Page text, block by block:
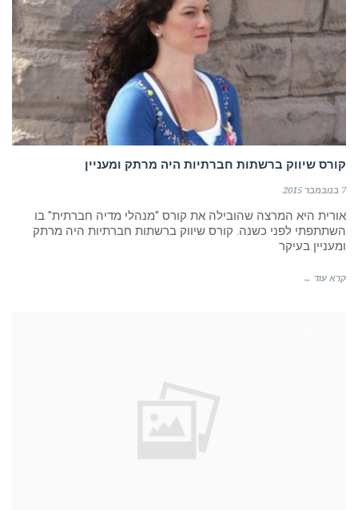
קורס שיווק ברשתות חברתיות היה מרתק ומעניין
7 בנובמבר 2015
אורית היא המרצה שהובילה את קורס "מנהלי מדיה חברתית" בו
השתתפתי לפני כשנה. קורס שיווק ברשתות חברתיות היה מרתק
ומעניין בעיקר
קרא עוד ←
ייעוץ. הקמת מחלקות. לימוד.
בא לכם לגדול? זמינה לשיחה
052.6351675